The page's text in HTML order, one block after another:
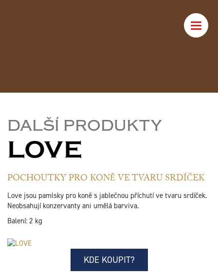
Toggle
DALŠÍ PRODUKTY
LOVE
POCHOUTKY PRO KONĚ VE TVARU SRDÍČEK
Love jsou pamlsky pro koně s jablečnou příchutí ve tvaru srdíček.
Neobsahují konzervanty ani umělá barviva.
Balení: 2 kg
KDE KOUPIT?